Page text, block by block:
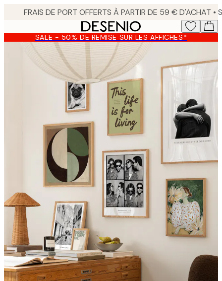
content.SALE - 50% DE REMISE SUR LES AFFICHES*